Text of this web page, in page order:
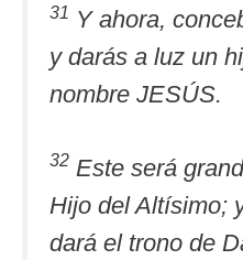
31 Y ahora,
y darás a luz un
nombre JESÚS.
32 Este será
Hijo del Altísimo;
dará el trono de